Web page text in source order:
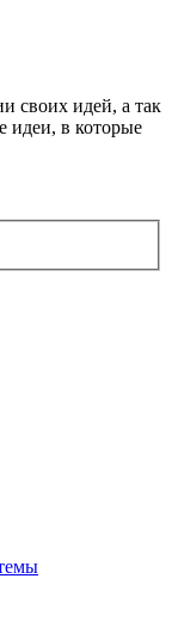
своих идей, а так
идеи, в которые